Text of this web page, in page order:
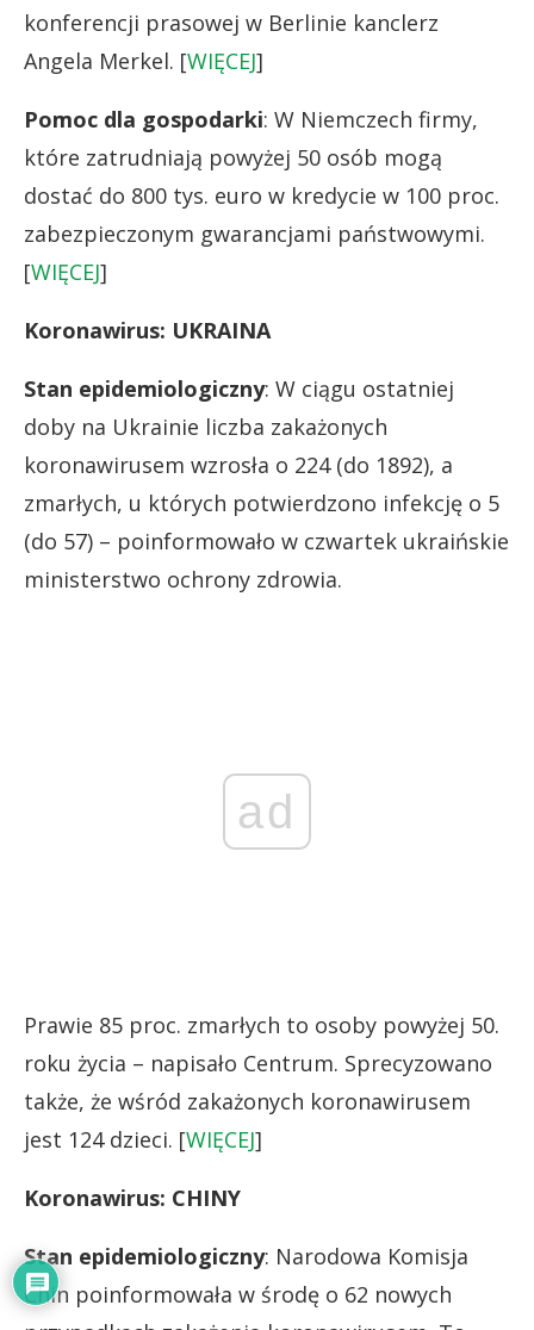
konferencji prasowej w Berlinie kanclerz
Angela Merkel. [WIĘCEJ]
Pomoc dla gospodarki: W Niemczech firmy,
które zatrudniają powyżej 50 osób mogą
dostać do 800 tys. euro w kredycie w 100 proc.
zabezpieczonym gwarancjami państwowymi.
[WIĘCEJ]
Koronawirus: UKRAINA
Stan epidemiologiczny: W ciągu ostatniej
doby na Ukrainie liczba zakażonych
koronawirusem wzrosła o 224 (do 1892), a
zmarłych, u których potwierdzono infekcję o 5
(do 57) – poinformowało w czwartek ukraińskie
ministerstwo ochrony zdrowia.
ad
Prawie 85 proc. zmarłych to osoby powyżej 50.
roku życia – napisało Centrum. Sprecyzowano
także, że wśród zakażonych koronawirusem
jest 124 dzieci. [WIĘCEJ]
Koronawirus: CHINY
Stan epidemiologiczny: Narodowa Komisja
Chin poinformowała w środę o 62 nowych